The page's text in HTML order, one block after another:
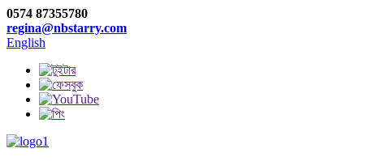
0574 87355780
regina@nbstarry.com
English